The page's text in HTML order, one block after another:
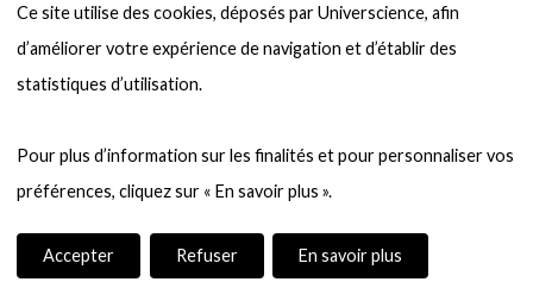
Ce site utilise des cookies, déposés par Universcience, afin
d’améliorer votre expérience de navigation et d’établir des
statistiques d’utilisation.
Pour plus d’information sur les finalités et pour personnaliser vos
Accepter Refuser En savoir plus
6000 exoplanètes, et pas de « Terre »
en vue ?
Quel avenir pour les cryptos ?
Entre mathématiques et politique : la
quête d’un vote équitable
casse-tête